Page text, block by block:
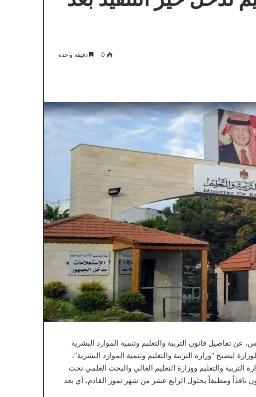
0 دقيقة واحدة
تفاصيل قانون التربية والتعليم وتنمية الموارد البشرية
ليصبح “وزارة التربية والتعليم وتنمية الموارد البشرية”،
والتعليم ووزارة التعليم العالي والبحث العلمي تحت
ومطبقاً بحلول الرابع عشر من شهر تموز القادم، أي بعد